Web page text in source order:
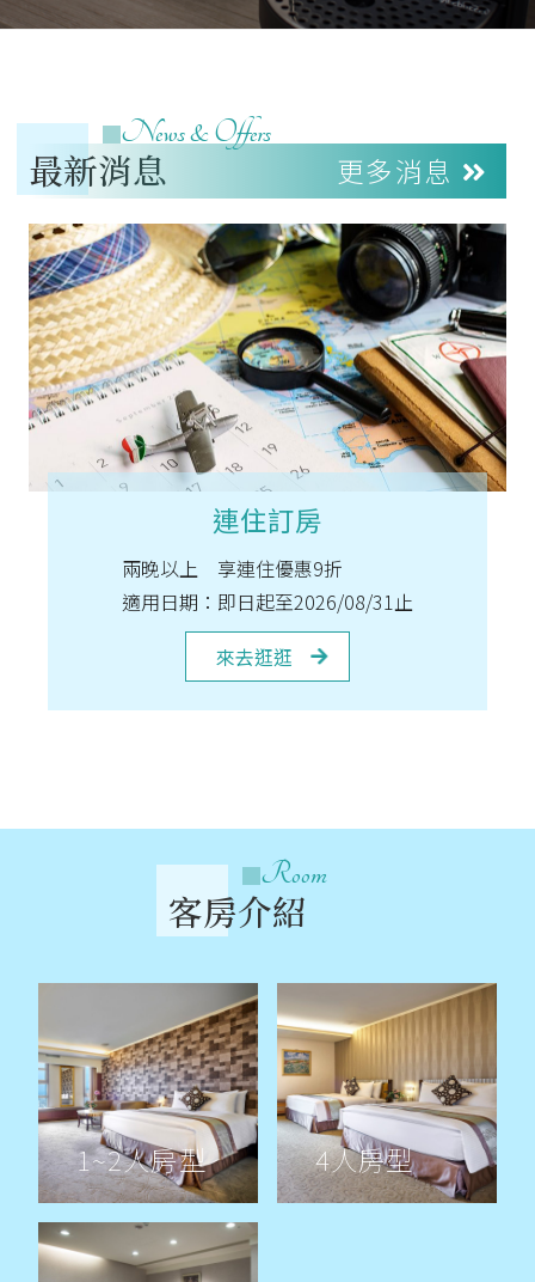
News & Offers
最新消息 更多消息
連住訂房
兩晚以上 享連住優惠9折
適用日期：即日起至2026/08/31止
來去逛逛
Room
客房介紹
1~2人房型 4人房型